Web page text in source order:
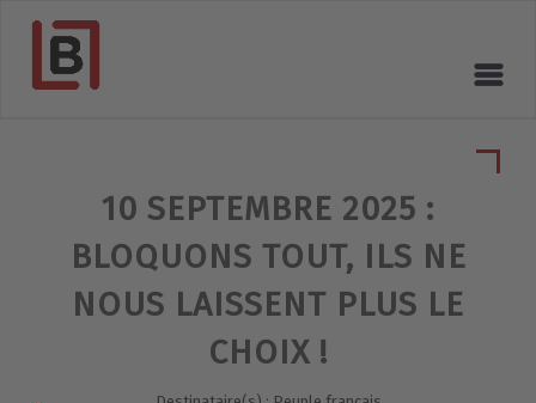
10 SEPTEMBRE 2025 :
BLOQUONS TOUT, ILS NE
NOUS LAISSENT PLUS LE
CHOIX !